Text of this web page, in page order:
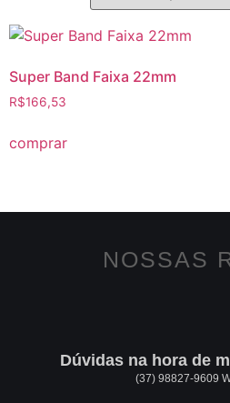
Super Band Faixa 22mm
R$166,53
comprar
NOSSAS
Dúvidas na hora de
(37) 98827-9609